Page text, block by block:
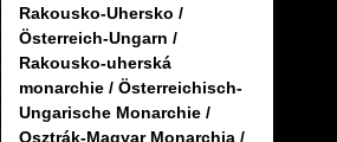
Rakousko-Uhersko /
Österreich-Ungarn /
Rakousko-uherská
monarchie / Österreichisch-
Ungarische Monarchie /
Osztrák-Magyar Monarchia /